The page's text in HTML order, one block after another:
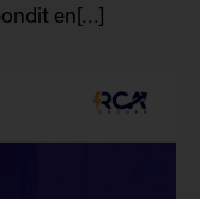
en[...]